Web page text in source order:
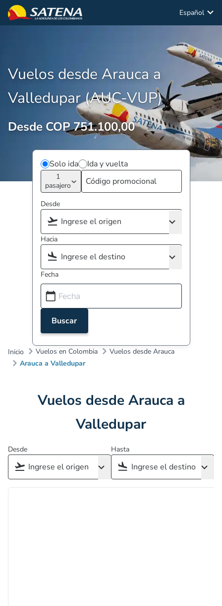
Español
Vuelos desde Arauca a
Valledupar (AUC-VUP)
Desde COP 751.100,00
Solo ida Ida y vuelta
1
pasajero
Desde
Hacia
Fecha
Buscar
Inicio Vuelos en Colombia
Vuelos desde Arauca
Arauca a Valledupar
Vuelos desde Arauca a
Valledupar
Desde Hasta